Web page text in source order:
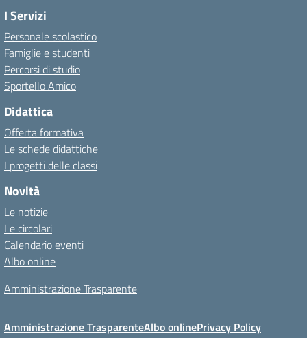
I Servizi
Personale scolastico
Famiglie e studenti
Percorsi di studio
Sportello Amico
Didattica
Offerta formativa
Le schede didattiche
I progetti delle classi
Novità
Le notizie
Le circolari
Calendario eventi
Albo online
Amministrazione Trasparente
Amministrazione TrasparenteAlbo onlinePrivacy Policy